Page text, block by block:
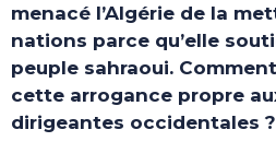
menacé l’Algérie de la
nations parce qu’elle
peuple sahraoui.
cette arrogance propre
dirigeantes occidentales ?